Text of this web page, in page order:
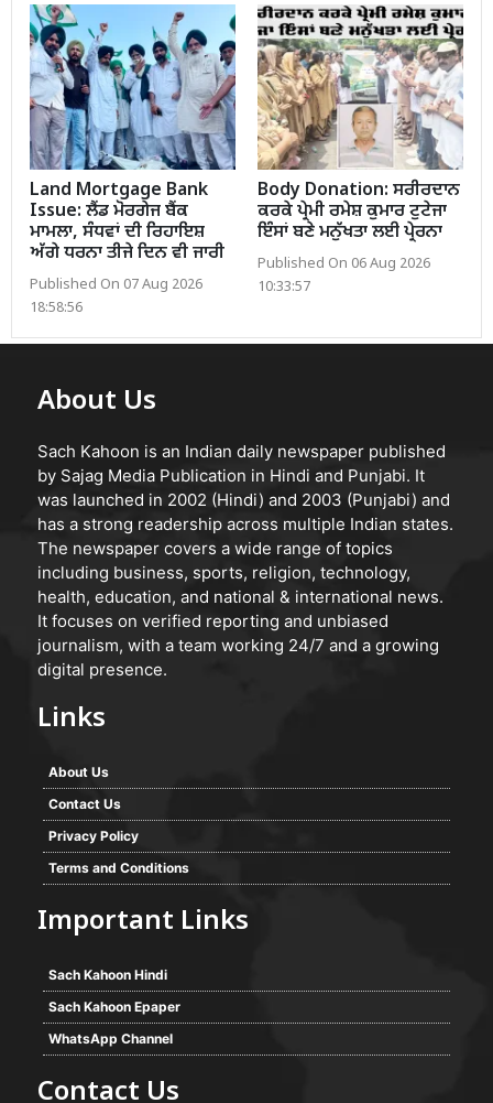
Land Mortgage Bank
Issue: ਲੈਂਡ ਮੋਰਗੇਜ ਬੈਂਕ
ਮਾਮਲਾ, ਸੰਧਵਾਂ ਦੀ ਰਿਹਾਇਸ਼
ਅੱਗੇ ਧਰਨਾ ਤੀਜੇ ਦਿਨ ਵੀ ਜਾਰੀ
Published On 07 Aug 2026
18:58:56
Body Donation: ਸਰੀਰਦਾਨ
ਕਰਕੇ ਪ੍ਰੇਮੀ ਰਮੇਸ਼ ਕੁਮਾਰ ਟੁਟੇਜਾ
ਇੰਸਾਂ ਬਣੇ ਮਨੁੱਖਤਾ ਲਈ ਪ੍ਰੇਰਨਾ
Published On 06 Aug 2026
10:33:57
About Us
Sach Kahoon is an Indian daily newspaper published
by Sajag Media Publication in Hindi and Punjabi. It
was launched in 2002 (Hindi) and 2003 (Punjabi) and
has a strong readership across multiple Indian states.
The newspaper covers a wide range of topics
including business, sports, religion, technology,
health, education, and national & international news.
It focuses on verified reporting and unbiased
journalism, with a team working 24/7 and a growing
digital presence.
Links
About Us
Contact Us
Privacy Policy
Terms and Conditions
Important Links
Sach Kahoon Hindi
Sach Kahoon Epaper
WhatsApp Channel
Contact Us